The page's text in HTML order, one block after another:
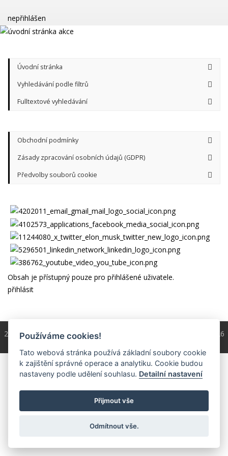
nepřihlášen
Úvodní stránka
Vyhledávání podle filtrů
Fulltextové vyhledávání
Obchodní podmínky
Zásady zpracování osobních údajů (GDPR)
Předvolby souborů cookie
Obsah je přístupný pouze pro přihlášené uživatele.
přihlásit
2004 - 2026 © CopyrightČKS/ programování a správa 2004 - 2026
PRO-WEB.cz
Používáme cookies!
Tato webová stránka používá základní soubory cookie
k zajištění správné operace a analytiku. Cookie budou
nastaveny podle udělení souhlasu. Detailní nastavení
Přijmout vše
Odmítnout vše.